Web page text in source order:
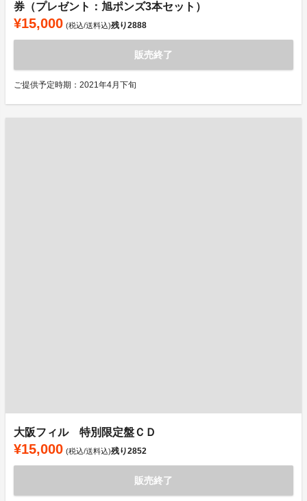
券（プレゼント：旭ポンズ3本セット）
¥15,000 (税込/送料込)残り2888
販売終了
ご提供予定時期：2021年4月下旬
大阪フィル 特別限定盤ＣＤ
¥15,000 (税込/送料込)残り2852
販売終了